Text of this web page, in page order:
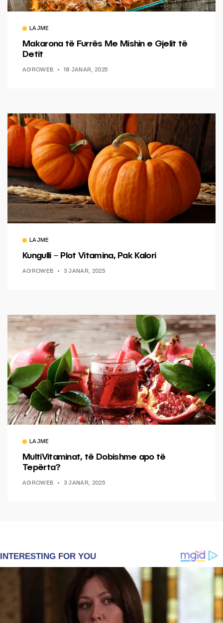
LAJME
Makarona të Furrës Me Mishin e Gjelit të
Detit
AGROWEB 18 JANAR, 2025
LAJME
Kungulli – Plot Vitamina, Pak Kalori
AGROWEB 3 JANAR, 2025
LAJME
MultiVitaminat, të Dobishme apo të
Tepërta?
AGROWEB 3 JANAR, 2025